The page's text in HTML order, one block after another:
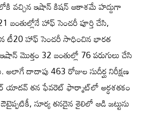
వచ్చిన ఇషాన్ కిషన్ ఆకాశమే హద్దుగా
హాఫ్ సెంచరీ పూర్తి చేసి,
టీ20 హాఫ్ సెంచరీ సాధించిన భారత
మొత్తం 32 బంతుల్లో 76 పరుగులు చేసి
దాదాపు 463 రోజుల సుదీర్ఘ నిరీక్షణ
యాదవ్ తన ఫేవరెట్ ఫార్మాట్‌లో అర్ధశతకం
సూర్య తనదైన శైలిలో ఆడి జట్టును